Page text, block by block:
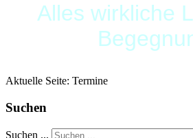
Alles wirkliche
Aktuelle Seite: Termine
Suchen
Suchen ...